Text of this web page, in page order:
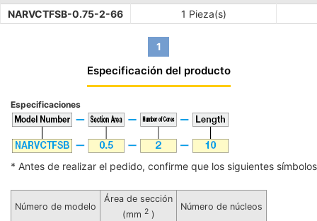
NARVCTFSB-0.75-2-66 1 Pieza(s)
1
Especificación del producto
Especificaciones
* Antes de realizar el pedido, confirme que los siguientes
Número de modelo
Área de sección
(mm 2)
Número de núcleos